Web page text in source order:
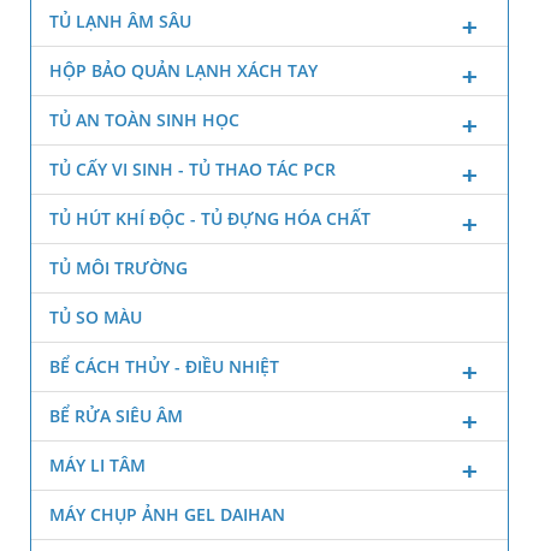
TỦ LẠNH ÂM SÂU
HỘP BẢO QUẢN LẠNH XÁCH TAY
TỦ AN TOÀN SINH HỌC
TỦ CẤY VI SINH - TỦ THAO TÁC PCR
TỦ HÚT KHÍ ĐỘC - TỦ ĐỰNG HÓA CHẤT
TỦ MÔI TRƯỜNG
TỦ SO MÀU
BỂ CÁCH THỦY - ĐIỀU NHIỆT
BỂ RỬA SIÊU ÂM
MÁY LI TÂM
MÁY CHỤP ẢNH GEL DAIHAN